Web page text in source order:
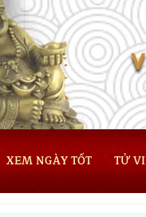
XEM NGÀY TỐT TỬ VI